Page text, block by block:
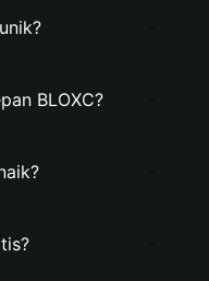
BLOXC?